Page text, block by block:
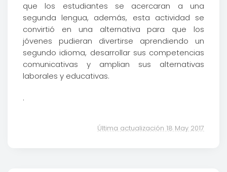
que los estudiantes se acercaran a una
segunda lengua, además, esta actividad se
convirtió en una alternativa para que los
jóvenes pudieran divertirse aprendiendo un
segundo idioma, desarrollar sus competencias
comunicativas y amplian sus alternativas
laborales y educativas.
.
Última actualización 18 May 2017